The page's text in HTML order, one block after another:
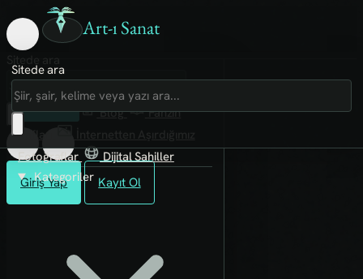
Art-ı Sanat
Giriş Yap Kayıt Ol
Sitede ara
Art-ı Sosyal
İmece
Kütüphane
Blog
Fanzin
Rafları
Fotoğraflar
Dijital Sahiller
Kategoriler